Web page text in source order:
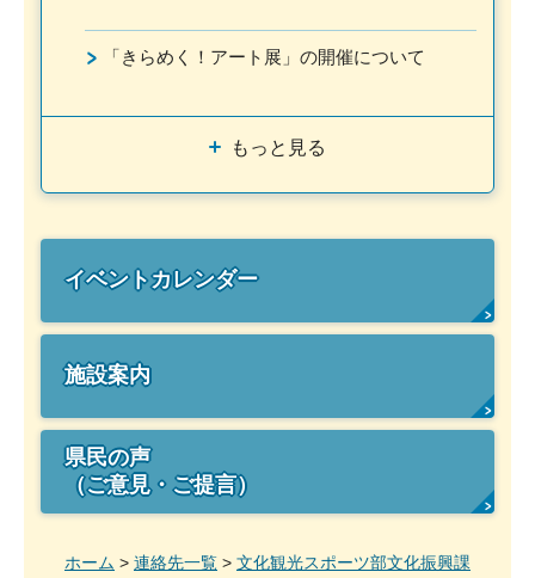
「きらめく！アート展」の開催について
もっと見る
イベントカレンダー
施設案内
県民の声
（ご意見・ご提言）
ホーム > 連絡先一覧 > 文化観光スポーツ部文化振興課